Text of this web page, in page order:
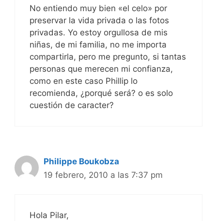
No entiendo muy bien «el celo» por
preservar la vida privada o las fotos
privadas. Yo estoy orgullosa de mis
niñas, de mi familia, no me importa
compartirla, pero me pregunto, si tantas
personas que merecen mi confianza,
como en este caso Phillip lo
recomienda, ¿porqué será? o es solo
cuestión de caracter?
Philippe Boukobza
19 febrero, 2010 a las 7:37 pm
Hola Pilar,